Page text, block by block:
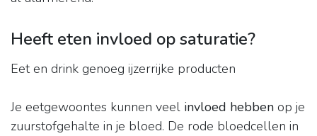
Heeft eten invloed op saturatie?
Eet en drink genoeg ijzerrijke producten
Je eetgewoontes kunnen veel invloed hebben op je
zuurstofgehalte in je bloed. De rode bloedcellen in